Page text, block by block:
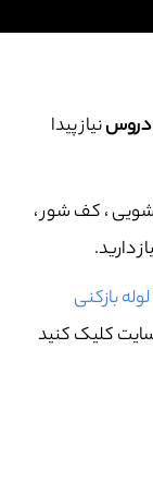
دروسنیاز پیدا
، کف شور ،
دارید.
لوله بازکنی
کلیک کنید